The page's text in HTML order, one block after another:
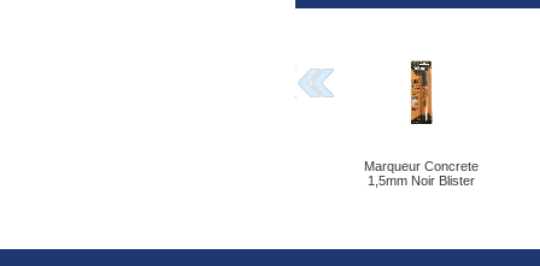
Marqueur Concrete
1,5mm Noir Blister